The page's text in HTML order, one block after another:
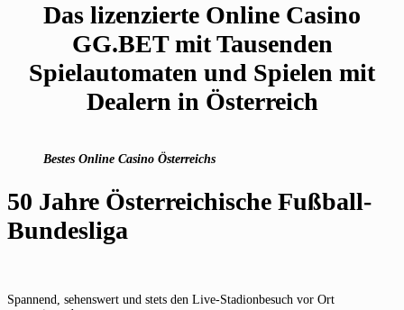
Das lizenzierte Online Casino
GG.BET mit Tausenden
Spielautomaten und Spielen mit
Dealern in Österreich
Bestes Online Casino Österreichs
50 Jahre Österreichische Fußball-
Bundesliga
Spannend, sehenswert und stets den Live-Stadionbesuch vor Ort